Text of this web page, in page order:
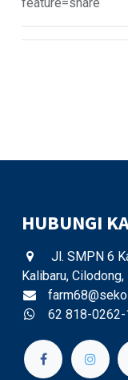
HUBUNGI
Jl. SMPN 6
Kalibaru,
62 818-0262-